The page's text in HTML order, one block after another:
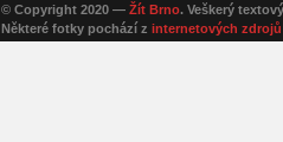
© Copyright 2020 — Žít Brno. Veškerý
Některé fotky pochází z internetových